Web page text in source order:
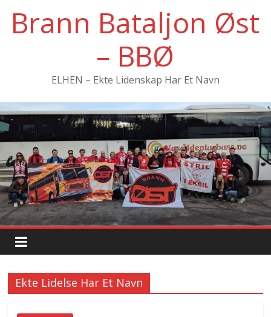
innholdet
Brann Bataljon Øst
– BBØ
ELHEN – Ekte Lidenskap Har Et Navn
Ekte Lidelse Har Et Navn